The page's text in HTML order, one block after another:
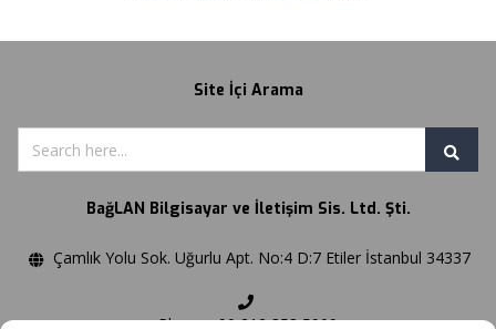
Site İçi Arama
BağLAN Bilgisayar ve İletişim Sis. Ltd. Şti.
Çamlık Yolu Sok. Uğurlu Apt. No:4 D:7 Etiler İstanbul 34337
Phone:+90 212 358 5909